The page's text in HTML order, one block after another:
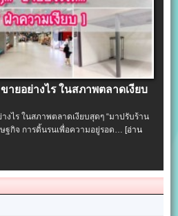
ายอย่างไร ในสภาพตลาดเงียบ
งไร ในสภาพตลาดเงียบสุดๆ “มาปรับร้าน
ฐกิจ การดิ้นรนเพื่อความอยู่รอด…[อ่าน